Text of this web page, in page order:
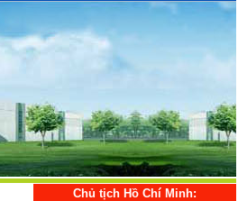
Chủ tịch Hồ Chí Minh: